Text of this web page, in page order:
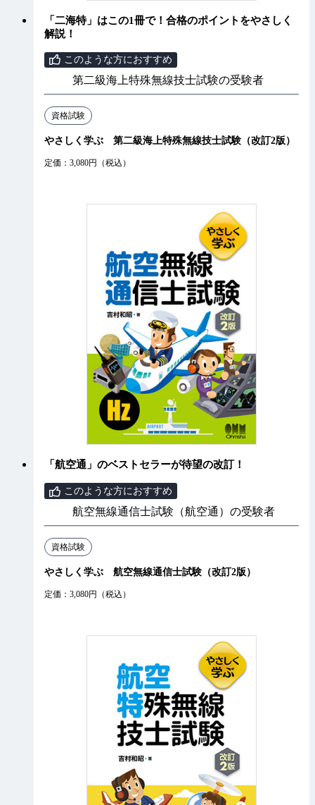
「二海特」はこの1冊で！合格のポイントをやさしく
解説！
このような方におすすめ
第二級海上特殊無線技士試験の受験者
資格試験
やさしく学ぶ 第二級海上特殊無線技士試験（改訂2版）
定価：3,080円（税込）
「航空通」のベストセラーが待望の改訂！
このような方におすすめ
航空無線通信士試験（航空通）の受験者
資格試験
やさしく学ぶ 航空無線通信士試験（改訂2版）
定価：3,080円（税込）